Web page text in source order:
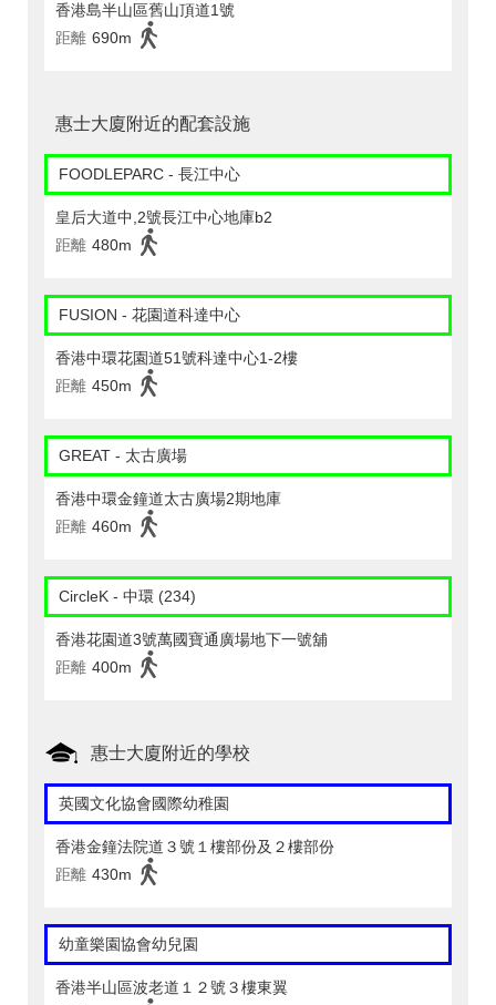
香港島半山區舊山頂道1號
距離 690m
惠士大廈附近的配套設施
FOODLEPARC - 長江中心
皇后大道中,2號長江中心地庫b2
距離 480m
FUSION - 花園道科達中心
香港中環花園道51號科達中心1-2樓
距離 450m
GREAT - 太古廣場
香港中環金鐘道太古廣場2期地庫
距離 460m
CircleK - 中環 (234)
香港花園道3號萬國寶通廣場地下一號舖
距離 400m
惠士大廈附近的學校
英國文化協會國際幼稚園
香港金鐘法院道３號１樓部份及２樓部份
距離 430m
幼童樂園協會幼兒園
香港半山區波老道１２號３樓東翼